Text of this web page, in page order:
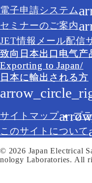
電子申請システム
セミナーのご案内
JET情報メール配信
致向日本出口电气产
Exporting to Japan/
日本に輸出される方
サイトマップ
プ
このサイトについて
© 2026 Japan Electrical
nology Laboratories. All